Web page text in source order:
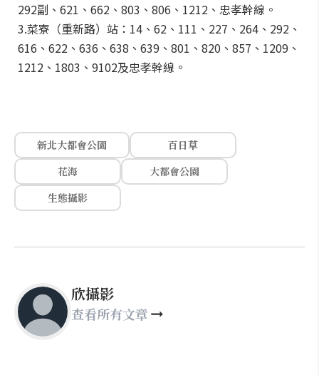
292副、621、662、803、806、1212、忠孝幹線。
3.菜寮（重新路）站：14、62、111、227、264、292、
616、622、636、638、639、801、820、857、1209、
1212、1803、9102及忠孝幹線。
新北大都會公園
百日草
花海
大都會公園
生態攝影
欣攝影
查看所有文章